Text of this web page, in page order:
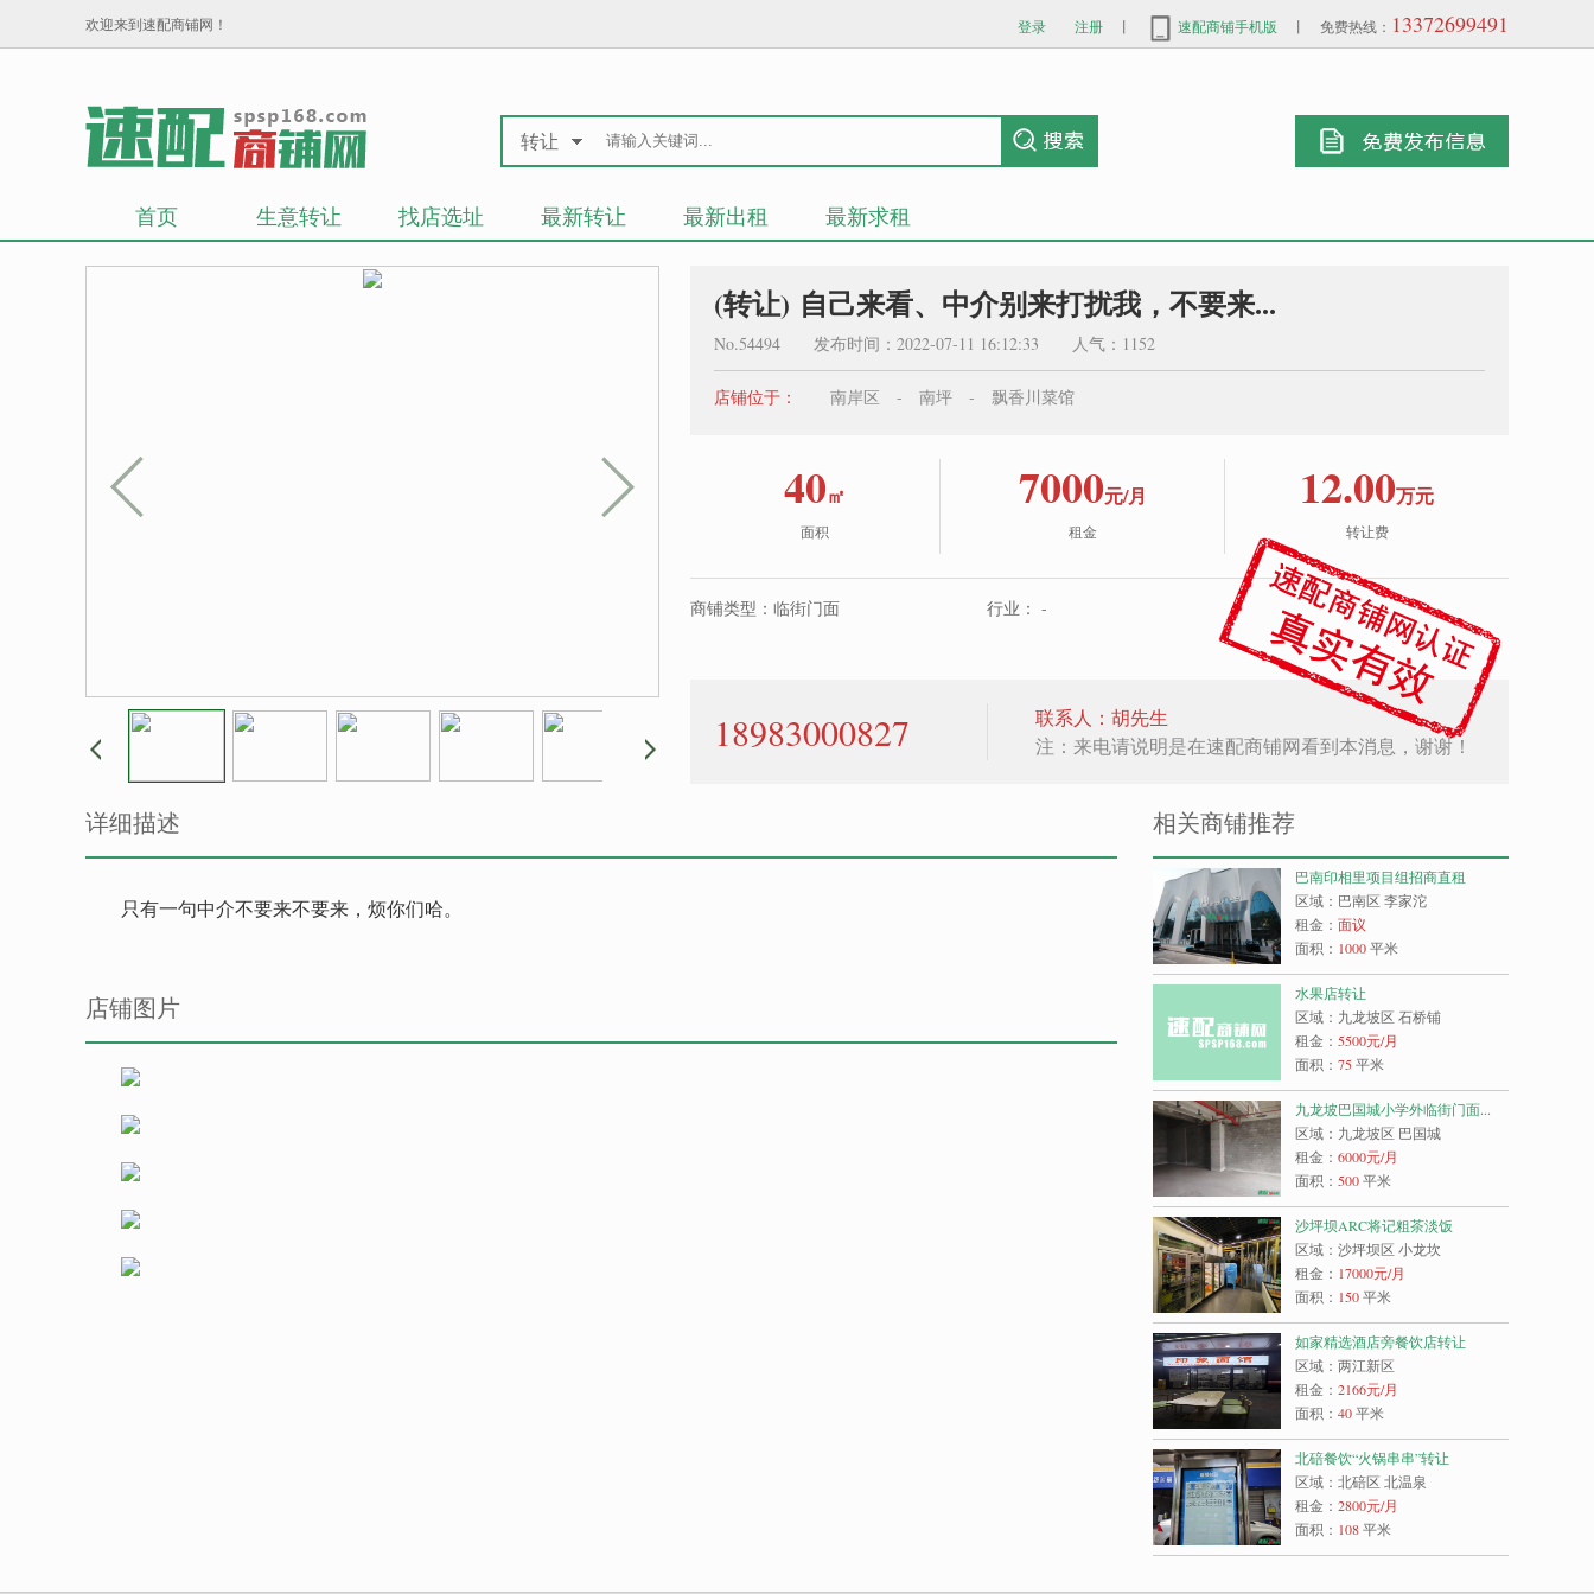
欢迎来到速配商铺网！ 登录 注册 丨 速配商铺手机版 丨 免费热线： 13372699491
转让
首页 生意转让 找店选址 最新转让 最新出租 最新求租
(转让) 自己来看、中介别来打扰我，不要来...
No.54494 发布时间：2022-07-11 16:12:33 人气：1152
店铺位于： 南岸区 - 南坪 - 飘香川菜馆
40㎡
面积
7000元/月
租金
12.00万元
转让费
商铺类型：临街门面 行业： -
18983000827
联系人：胡先生
注：来电请说明是在速配商铺网看到本消息，谢谢！
详细描述
只有一句中介不要来不要来，烦你们哈。
店铺图片
相关商铺推荐
巴南印相里项目组招商直租
区域：巴南区 李家沱
租金： 面议
面积： 1000平米
水果店转让
区域：九龙坡区 石桥铺
租金： 5500元/月
面积： 75平米
九龙坡巴国城小学外临街门面...
区域：九龙坡区 巴国城
租金： 6000元/月
面积： 500平米
沙坪坝ARC将记粗茶淡饭
区域：沙坪坝区 小龙坎
租金： 17000元/月
面积： 150平米
如家精选酒店旁餐饮店转让
区域：两江新区
租金： 2166元/月
面积： 40平米
北碚餐饮“火锅串串”转让
区域：北碚区 北温泉
租金： 2800元/月
面积： 108平米